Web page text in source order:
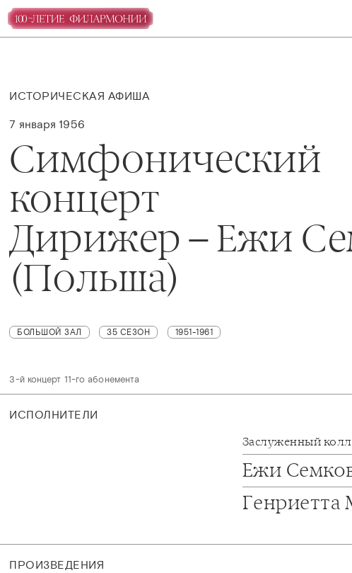
ИСТОРИЧЕСКАЯ АФИША
7 января 1956
Симфонический
концерт
Дирижер – Ежи
(Польша)
БОЛЬШОЙ ЗАЛ 35 СЕЗОН 1951-1961
3-й концерт 11-го абонемента
ИСПОЛНИТЕЛИ
Заслуженный
Ежи
Генриетта
ПРОИЗВЕДЕНИЯ